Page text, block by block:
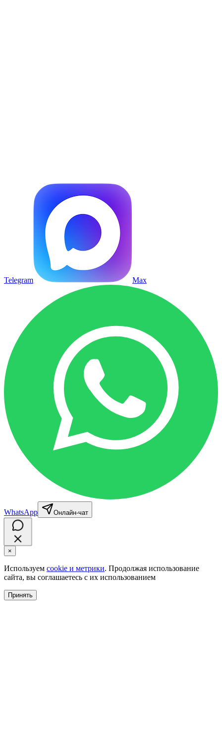
Telegram Max
WhatsApp Онлайн-чат
×
Используем cookie и метрики. Продолжая использование
сайта, вы соглашаетесь с их использованием
Принять